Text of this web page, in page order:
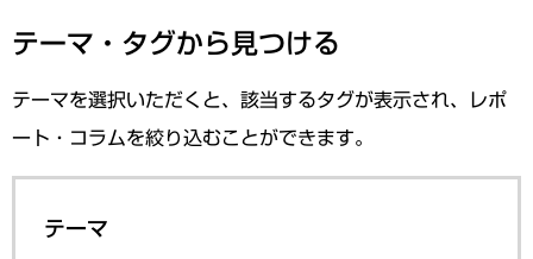
テーマ・タグから見つける
テーマを選択いただくと、該当するタグが表示され、レポ
ート・コラムを絞り込むことができます。
テーマ